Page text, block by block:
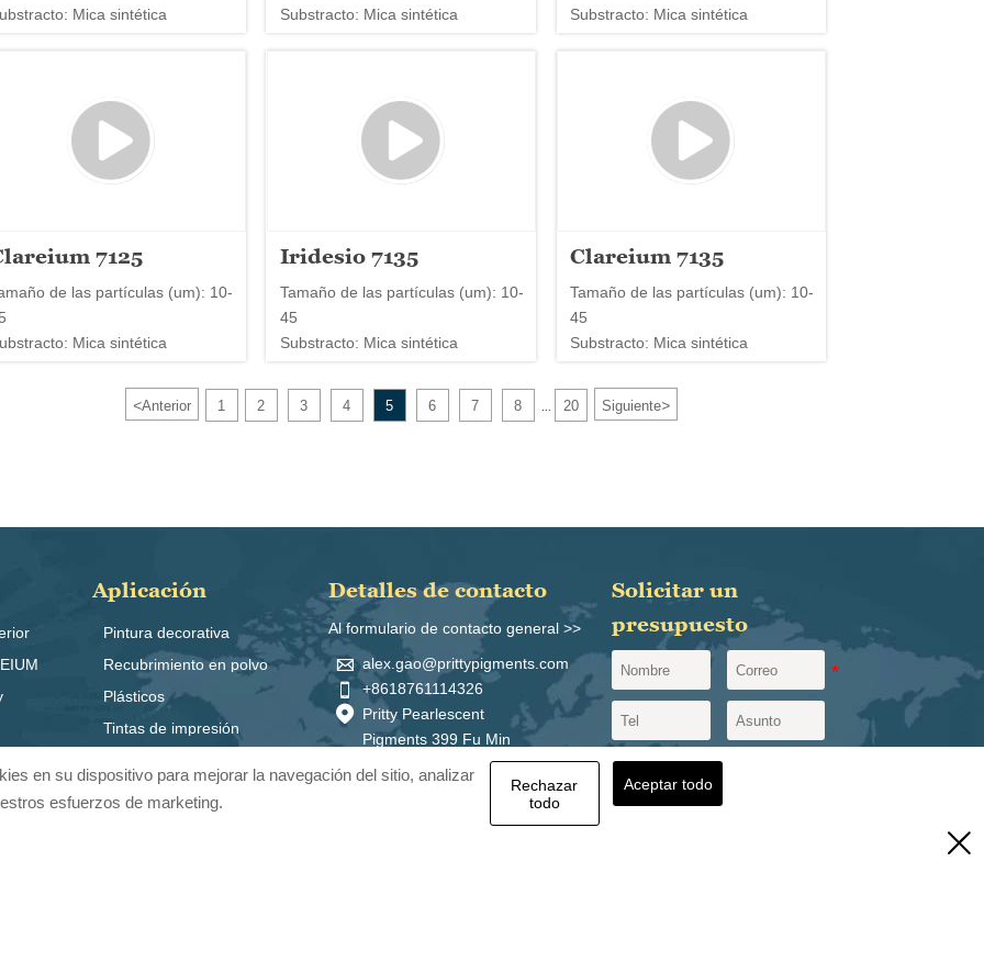
Mica sintética
Substracto: Mica sintética
Substracto: Mica sintética
7125
de las partículas (um): 10-
Mica sintética
Iridesio 7135
Tamaño de las partículas (um): 10-
45
Substracto: Mica sintética
Clareium 7135
Tamaño de las partículas (um): 10-
45
Substracto: Mica sintética
<Anterior 1 2 3 4 5 6 7 8 20 Siguiente>
Aplicación
Pintura decorativa
Recubrimiento en polvo
Plásticos
Tintas de impresión
Detalles de contacto
Al formulario de contacto general >>
 alex.gao@prittypigments.com
 +8618761114326
 Pritty Pearlescent
Pigments 399 Fu Min
Road, Zona Económica
de SuQian, Provincia de
Solicitar un
presupuesto

en su dispositivo para mejorar la navegación del sitio, analizar
esfuerzos de marketing.
Rechazar
todo
Aceptar todo